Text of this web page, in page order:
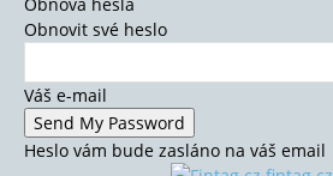
Obnovit své heslo
Váš e-mail
Heslo vám bude zasláno na váš email